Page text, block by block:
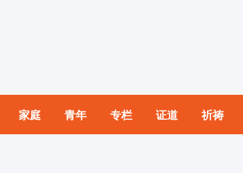
家庭 青年 专栏 证道 祈祷